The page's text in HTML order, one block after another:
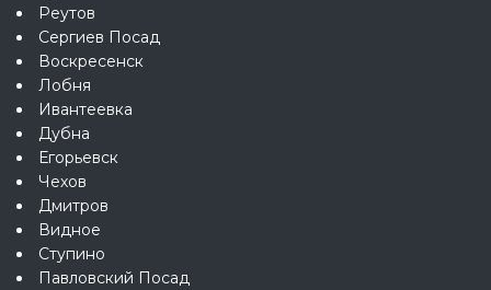
Реутов
Сергиев Посад
Воскресенск
Лобня
Ивантеевка
Дубна
Егорьевск
Чехов
Дмитров
Видное
Ступино
Павловский Посад